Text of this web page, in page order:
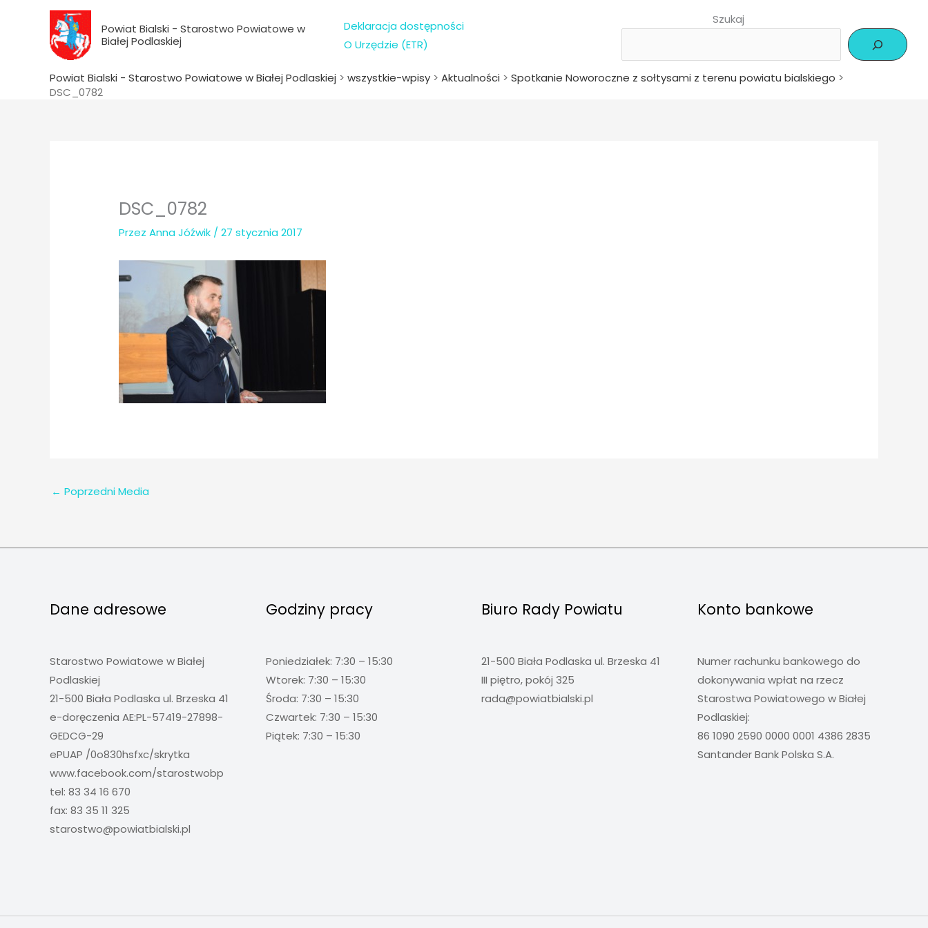
Powiat Bialski - Starostwo Powiatowe w
Białej Podlaskiej
Deklaracja dostępności
O Urzędzie (ETR)
Szukaj
Powiat Bialski - Starostwo Powiatowe w Białej Podlaskiej > wszystkie-wpisy > Aktualności > Spotkanie Noworoczne z sołtysami z terenu powiatu bialskiego >
DSC_0782
DSC_0782
PrzezAnna Jóźwik /27 stycznia 2017
← Poprzedni Media
Dane adresowe
Starostwo Powiatowe w Białej
Podlaskiej
21-500 Biała Podlaska ul. Brzeska 41
e-doręczenia AE:PL-57419-27898-
GEDCG-29
ePUAP /0o830hsfxc/skrytka
www.facebook.com/starostwobp
tel: 83 34 16 670
fax: 83 35 11 325
starostwo@powiatbialski.pl
Godziny pracy
Poniedziałek: 7:30 – 15:30
Wtorek: 7:30 – 15:30
Środa: 7:30 – 15:30
Czwartek: 7:30 – 15:30
Piątek: 7:30 – 15:30
Biuro Rady Powiatu
21-500 Biała Podlaska ul. Brzeska 41
III piętro, pokój 325
rada@powiatbialski.pl
Konto bankowe
Numer rachunku bankowego do
dokonywania wpłat na rzecz
Starostwa Powiatowego w Białej
Podlaskiej:
86 1090 2590 0000 0001 4386 2835
Santander Bank Polska S.A.